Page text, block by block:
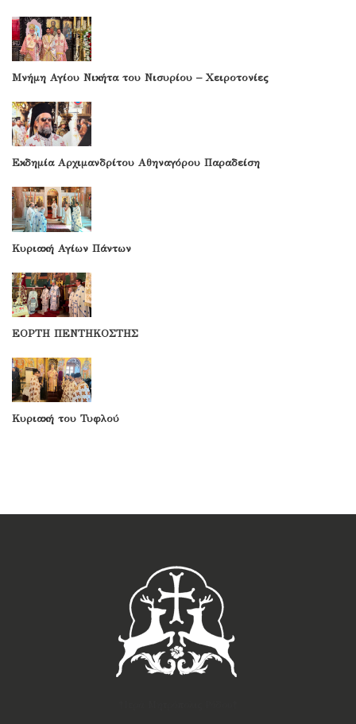
Μνήμη Αγίου Νικήτα του Νισυρίου – Χειροτονίες
Εκδημία Αρχιμανδρίτου Αθηναγόρου Παραδείση
Κυριακή Αγίων Πάντων
ΕΟΡΤΗ ΠΕΝΤΗΚΟΣΤΗΣ
Κυριακή του Τυφλού